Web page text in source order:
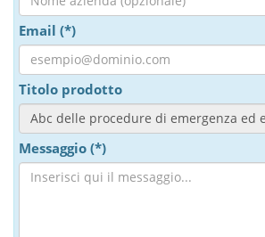
Email (*)
Titolo prodotto
Messaggio (*)